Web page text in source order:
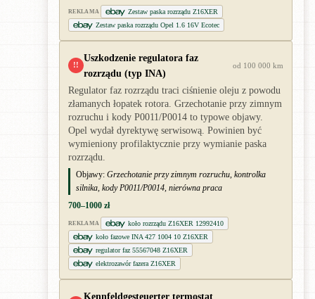
REKLAMA
Zestaw paska rozrządu Z16XER
Zestaw paska rozrządu Opel 1.6 16V Ecotec
!!
Uszkodzenie regulatora faz
rozrządu (typ INA)
od 100 000 km
Regulator faz rozrządu traci ciśnienie oleju z powodu
złamanych łopatek rotora. Grzechotanie przy zimnym
rozruchu i kody P0011/P0014 to typowe objawy.
Opel wydał dyrektywę serwisową. Powinien być
wymieniony profilaktycznie przy wymianie paska
rozrządu.
Objawy: Grzechotanie przy zimnym rozruchu, kontrolka
silnika, kody P0011/P0014, nierówna praca
700–1000 zł
REKLAMA
koło rozrządu Z16XER 12992410
koło fazowe INA 427 1004 10 Z16XER
regulator faz 55567048 Z16XER
elektrozawór fazera Z16XER
Kennfeldgesteuerter termostat